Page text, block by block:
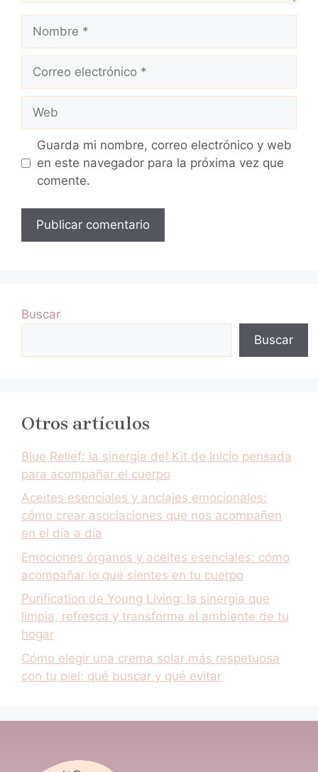
Nombre
Correo
Web
Guarda mi nombre, correo electrónico y web
en este navegador para la próxima vez que
comente.
Buscar
Buscar
Otros artículos
Blue Relief: la sinergia del Kit de Inicio pensada
para acompañar el cuerpo
Aceites esenciales y anclajes emocionales:
cómo crear asociaciones que nos acompañen
en el día a día
Emociones órganos y aceites esenciales: cómo
acompañar lo que sientes en tu cuerpo
Purification de Young Living: la sinergia que
limpia, refresca y transforma el ambiente de tu
hogar
Cómo elegir una crema solar más respetuosa
con tu piel: qué buscar y qué evitar